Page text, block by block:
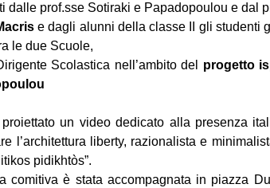
dalle prof.sse Sotiraki e Papadopoulou e dal
e dagli alunni della classe II gli studenti
le due Scuole,
Scolastica nell’ambito del progetto
un video dedicato alla presenza
l’architettura liberty, razionalista e
pidikhtòs”.
comitiva è stata accompagnata in piazza